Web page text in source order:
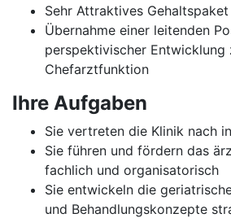
Sehr Attraktives Gehaltspaket
Übernahme einer leitenden
perspektivischer Entwicklung
Chefarztfunktion
Ihre Aufgaben
Sie vertreten die Klinik nach
Sie führen und fördern das
fachlich und organisatorisch
Sie entwickeln die
und Behandlungskonzepte